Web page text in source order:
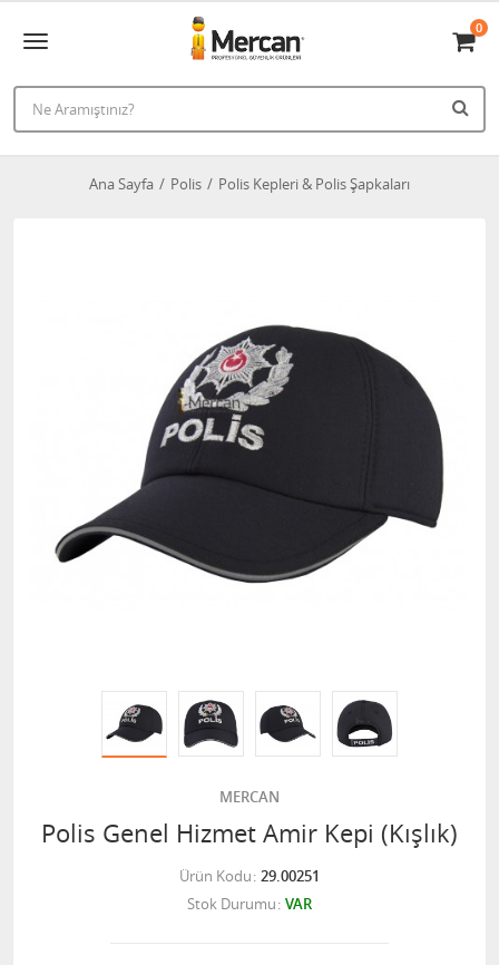
0
Ana Sayfa Polis Polis Kepleri & Polis Şapkaları
MERCAN
Polis Genel Hizmet Amir Kepi (Kışlık)
Ürün Kodu 29.00251
Stok Durumu VAR